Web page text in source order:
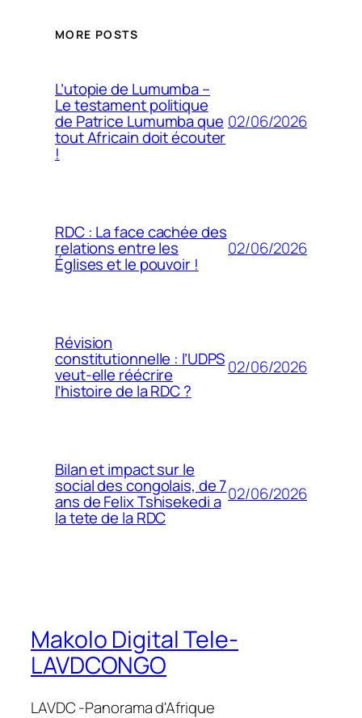
MORE POSTS
L’utopie de Lumumba –
Le testament politique
de Patrice Lumumba que
tout Africain doit écouter
!
02/06/2026
RDC : La face cachée des
relations entre les
Églises et le pouvoir !
02/06/2026
Révision
constitutionnelle : l’UDPS
veut-elle réécrire
l’histoire de la RDC ?
02/06/2026
Bilan et impact sur le
social des congolais, de 7
ans de Felix Tshisekedi a
la tete de la RDC
02/06/2026
Makolo Digital Tele-
LAVDCONGO
LAVDC -Panorama d'Afrique